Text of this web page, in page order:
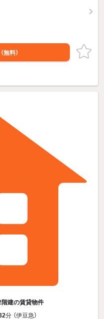
（無料）
建の賃貸物件
分 （伊豆急）